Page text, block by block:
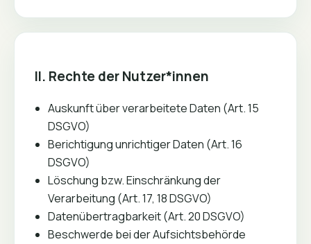
II. Rechte der Nutzer*innen
Auskunft über verarbeitete Daten (Art. 15
DSGVO)
Berichtigung unrichtiger Daten (Art. 16
DSGVO)
Löschung bzw. Einschränkung der
Verarbeitung (Art. 17, 18 DSGVO)
Datenübertragbarkeit (Art. 20 DSGVO)
Beschwerde bei der Aufsichtsbehörde